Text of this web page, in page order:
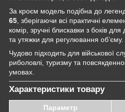
За кроєм модель подібна до
65 , зберігаючи всі практичні
комір, зручні блискавки з боків
та утяжки для регулювання об’єму.
Чудово підходить для військової
риболовлі, туризму та
умовах.
Характеристики товару
Параметр